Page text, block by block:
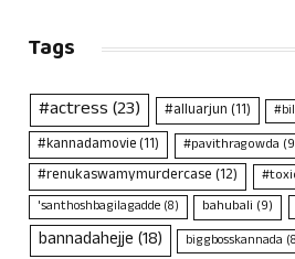
Tags
#actress(23) #alluarjun(11)
#kannadamovie(11) #pavithragowda
#renukaswamymurdercase(12)
'santhoshbagilagadde (8) bahubali (9)
bannadahejje(18) biggbosskannada